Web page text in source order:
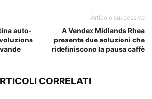
auto-
Articolo successivo
A Vendex Midlands Rhea
presenta due soluzioni che
ridefiniscono la pausa caffè
CORRELATI